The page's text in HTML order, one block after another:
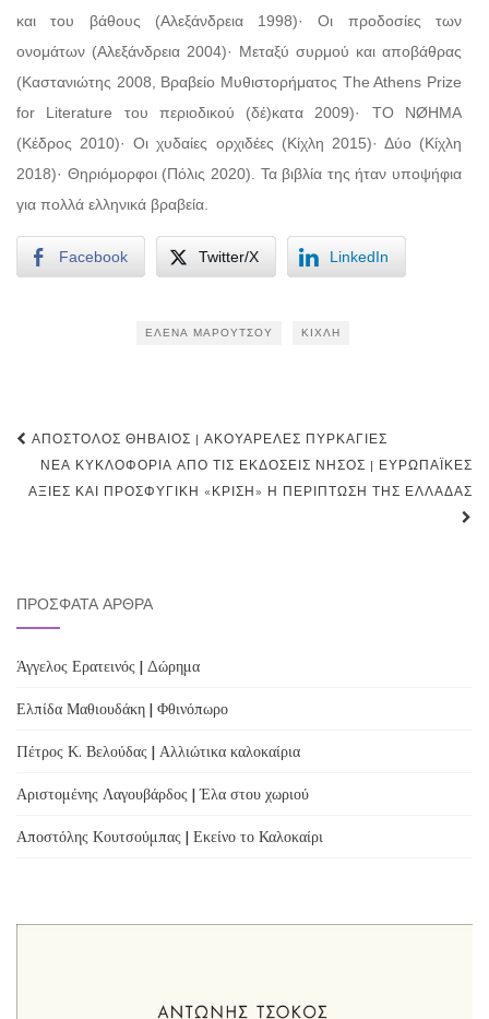
και του βάθους (Αλεξάνδρεια 1998)· Οι προδοσίες των
ονομάτων (Αλεξάνδρεια 2004)· Μεταξύ συρμού και αποβάθρας
(Καστανιώτης 2008, Βραβείο Μυθιστορήματος The Athens Prize
for Literature του περιοδικού (δέ)κατα 2009)· ΤΟ ΝØΗΜΑ
(Κέδρος 2010)· Οι χυδαίες ορχιδέες (Κίχλη 2015)· Δύο (Κίχλη
2018)· Θηριόμορφοι (Πόλις 2020). Τα βιβλία της ήταν υποψήφια
για πολλά ελληνικά βραβεία.
Facebook Twitter/X LinkedIn
ΈΛΕΝΑ ΜΑΡΟΎΤΣΟΥ ΚΊΧΛΗ
Post
navigation
ΑΠΌΣΤΟΛΟΣ ΘΗΒΑΊΟΣ | ΑΚΟΥΑΡΈΛΕΣ ΠΥΡΚΑΓΙΈΣ
ΝΈΑ ΚΥΚΛΟΦΟΡΊΑ ΑΠΌ ΤΙΣ ΕΚΔΌΣΕΙΣ ΝΉΣΟΣ | ΕΥΡΩΠΑΪΚΈΣ
ΑΞΊΕΣ ΚΑΙ ΠΡΟΣΦΥΓΙΚΉ «ΚΡΊΣΗ» Η ΠΕΡΊΠΤΩΣΗ ΤΗΣ ΕΛΛΆΔΑΣ
ΠΡΌΣΦΑΤΑ ΆΡΘΡΑ
Άγγελος Ερατεινός | Δώρημα
Ελπίδα Μαθιουδάκη | Φθινόπωρο
Πέτρος Κ. Βελούδας | Αλλιώτικα καλοκαίρια
Αριστομένης Λαγουβάρδος | Έλα στου χωριού
Αποστόλης Κουτσούμπας | Εκείνο το Καλοκαίρι